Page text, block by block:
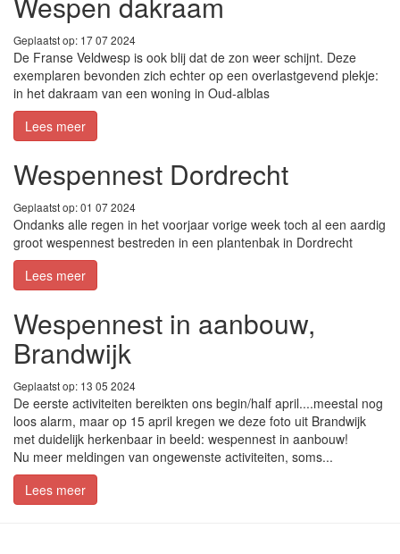
Geplaatst op: 17 07 2024
De Franse Veldwesp is ook blij dat de zon weer schijnt. Deze
exemplaren bevonden zich echter op een overlastgevend plekje:
in het dakraam van een woning in Oud-alblas
Lees meer
Wespennest Dordrecht
Geplaatst op: 01 07 2024
Ondanks alle regen in het voorjaar vorige week toch al een aardig
groot wespennest bestreden in een plantenbak in Dordrecht
Lees meer
Wespennest in aanbouw,
Brandwijk
Geplaatst op: 13 05 2024
De eerste activiteiten bereikten ons begin/half april....meestal nog
loos alarm, maar op 15 april kregen we deze foto uit Brandwijk
met duidelijk herkenbaar in beeld: wespennest in aanbouw!
Nu meer meldingen van ongewenste activiteiten, soms...
Lees meer